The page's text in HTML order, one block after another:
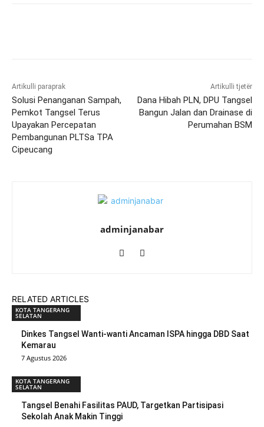
Artikulli paraprak
Solusi Penanganan Sampah,
Pemkot Tangsel Terus
Upayakan Percepatan
Pembangunan PLTSa TPA
Cipeucang
Artikulli tjetër
Dana Hibah PLN, DPU Tangsel
Bangun Jalan dan Drainase di
Perumahan BSM
adminjanabar
RELATED ARTICLES
KOTA TANGERANG
SELATAN
Dinkes Tangsel Wanti-wanti Ancaman ISPA hingga DBD Saat
Kemarau
7 Agustus 2026
KOTA TANGERANG
SELATAN
Tangsel Benahi Fasilitas PAUD, Targetkan Partisipasi
Sekolah Anak Makin Tinggi